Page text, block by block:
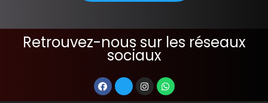
Retrouvez-nous sur les réseaux
sociaux